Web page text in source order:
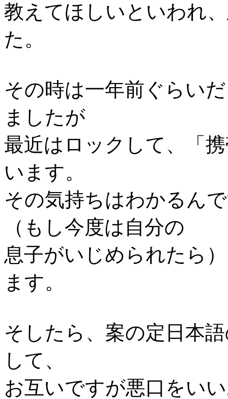
教えてほしいといわれ
た。
その時は一年前ぐらい
ましたが
最近はロックして、「
います。
その気持ちはわかるん
（もし今度は自分の
息子がいじめられたら
ます。
そしたら、案の定日本
して、
お互いですが悪口をい